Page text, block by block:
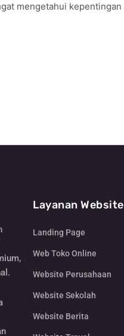
mengetahui kepentingan
Layanan Website
Landing Page
Web Toko Online
Website Perusahaan
Website Sekolah
Website Berita